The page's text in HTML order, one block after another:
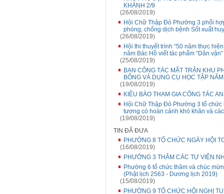
KHÁNH 2/9
(26/08/2019)
Hội Chữ Thập Đỏ Phường 3 phối
phòng, chống dịch bệnh Sốt xuất
(26/08/2019)
Hội thi thuyết trình “50 năm thực
năm Bác Hồ viết tác phẩm “Dân
(25/08/2019)
BAN CÔNG TÁC MẶT TRẬN KHU
BỔNG VÀ DỤNG CỤ HỌC TẬP
(19/08/2019)
KIỀU BÀO THAM GIA CÔNG TÁC
Hội Chữ Thập Đỏ Phường 3 tổ chức
tượng có hoàn cảnh khó khăn và
(19/08/2019)
TIN ĐÃ ĐƯA
PHƯỜNG 8 TỔ CHỨC NGÀY HỘI
(16/08/2019)
PHƯỜNG 3 THĂM CÁC TỰ VIỆN
Phường 6 tổ chức thăm và chúc
(Phật lịch 2563 - Dương lịch 2019)
(15/08/2019)
PHƯỜNG 9 TỔ CHỨC HỘI NGHỊ